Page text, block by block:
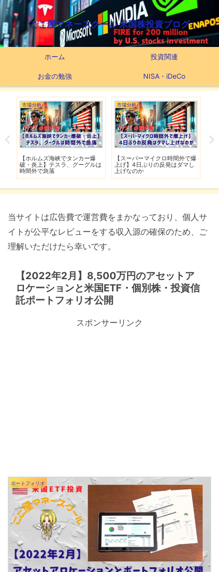
ここ屋マネースクール 米国株投資ブログ
ホーム 投資関連
お金の勉強 NISA・iDeCo
市場分析
【ホルムズ海峡でタンカー爆
破・炎上】テスラ、グーグルは
時間外で急落
市場分析
【スーパーマイクロ時間外で爆
上げ】4日ぶりの反発はダマし
上げなのか
当サイトは広告費で運営費をまかなっており、個人サ
イトが公平なレビューをする収入源の確保のため、ご
理解いただけたら幸いです。
【2022年2月】8,500万円のアセットア
ロケーションと米国ETF・個別株・投資信
託ポートフォリオ公開
スポンサーリンク
ポートフォリオ